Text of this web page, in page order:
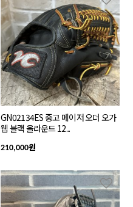
GN02134ES 중고 메이저 오더 오가
웹 블랙 올라운드 12...
210,000원